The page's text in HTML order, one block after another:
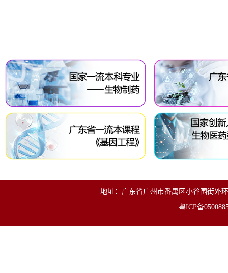
地址：广东省广州市番禺区小谷围街外
粤ICP备